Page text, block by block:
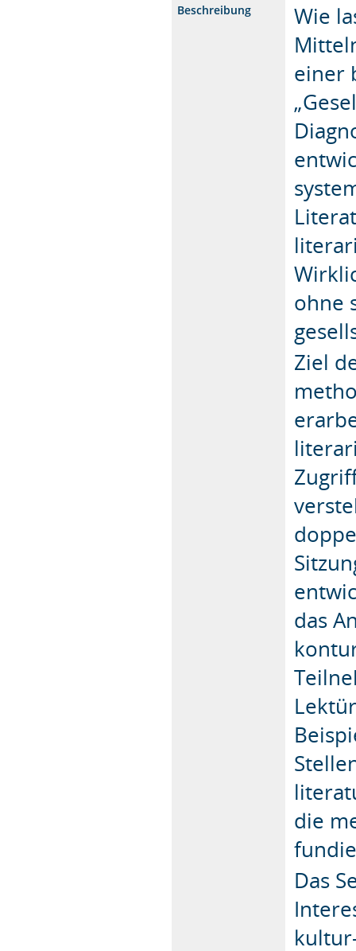
Beschreibung
Wie
einer
ohne
Ziel
das
die
Das